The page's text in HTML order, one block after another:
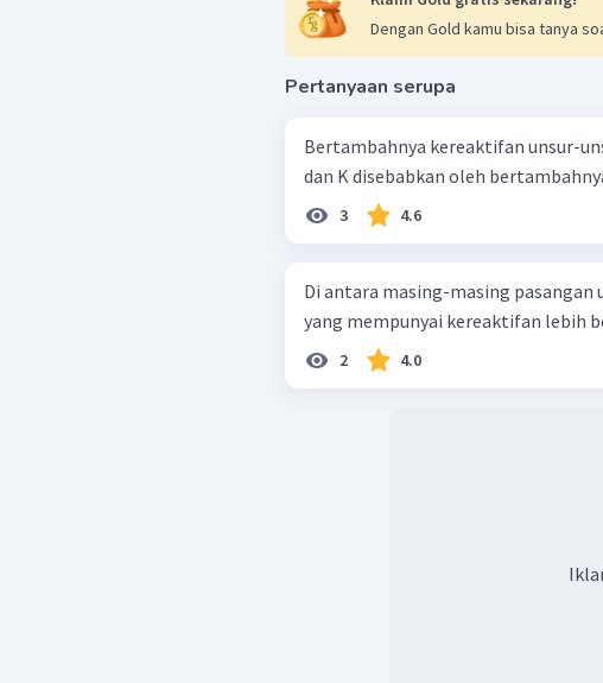
Dengan Gold kamu bisa tanya
Pertanyaan serupa
Bertambahnya kereaktifan unsur-
dan K disebabkan oleh
3 4.6
Di antara masing-masing
2 4.0